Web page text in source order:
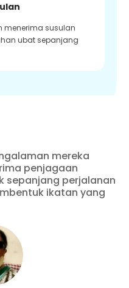
menerima susulan
ubat sepanjang
mereka
penjagaan
sepanjang perjalanan
ikatan yang